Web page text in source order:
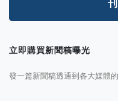
立即購買新聞稿曝光
發一篇新聞稿透通到各大媒體